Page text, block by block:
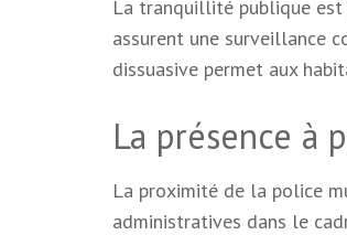
La tranquillité publique est
assurent une surveillance
dissuasive permet aux
La présence à
La proximité de la police
administratives dans le